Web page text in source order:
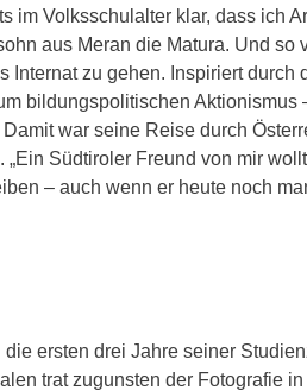
im Volksschulalter klar, dass ich
aus Meran die Matura. Und so
Internat zu gehen. Inspiriert durch
bildungspolitischen Aktionismus
war seine Reise durch
Südtiroler Freund von mir
– auch wenn er heute noch
ersten drei Jahre seiner
trat zugunsten der Fotografie